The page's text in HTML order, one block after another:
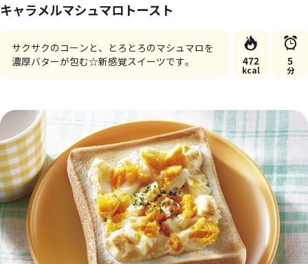
キャラメルマシュマロトースト
サクサクのコーンと、とろとろのマシュマロを
濃厚バターが包む☆新感覚スイーツです。
472
kcal
5
分